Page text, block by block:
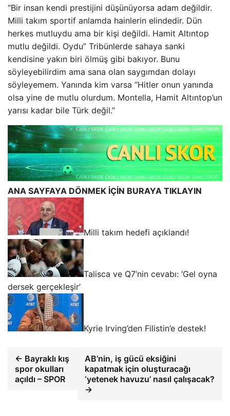
“Bir insan kendi prestijini düşünüyorsa adam değildir.
Milli takım sportif anlamda hainlerin elindedir. Dün
herkes mutluydu ama bir kişi değildi. Hamit Altıntop
mutlu değildi. Oydu” Tribünlerde sahaya sanki
kendisine yakın biri ölmüş gibi bakıyor. Bunu
söyleyebilirdim ama sana olan saygımdan dolayı
söyleyemem. Yanında kim varsa “Hitler onun yanında
olsa yine de mutlu olurdum. Montella, Hamit Altıntop’un
yarısı kadar bile Türk değil.”
ANA SAYFAYA DÖNMEK İÇİN BURAYA TIKLAYIN
Milli takım hedefi açıklandı!
Talisca ve Q7’nin cevabı: ‘Gel oyna
dersek gerçekleşir’
Kyrie Irving’den Filistin’e destek!
← Bayraklı kış
spor okulları
açıldı – SPOR
AB’nin, iş gücü eksiğini
kapatmak için oluşturacağı
‘yetenek havuzu’ nasıl çalışacak?
→